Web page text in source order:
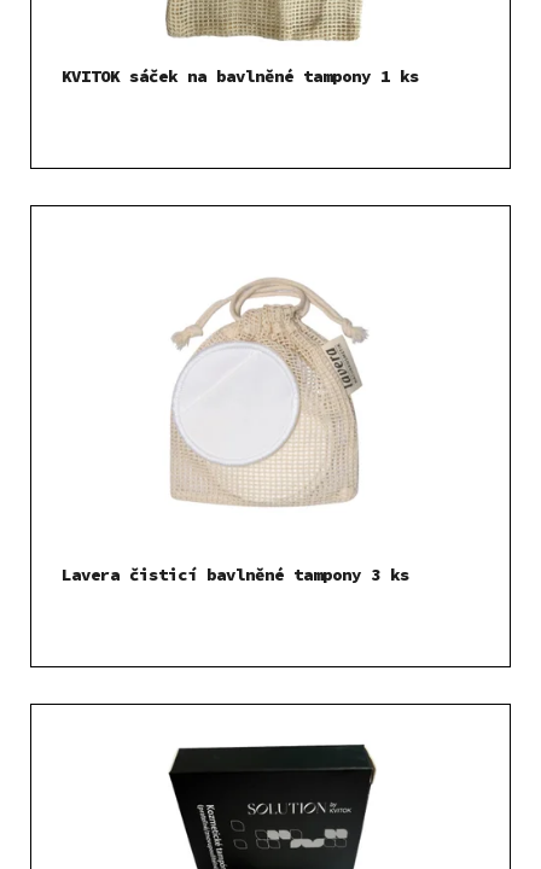
KVITOK sáček na bavlněné tampony 1 ks
Lavera čisticí bavlněné tampony 3 ks